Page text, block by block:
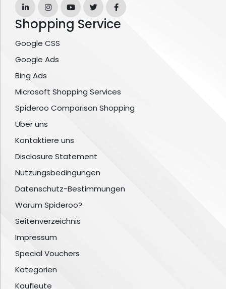
Shopping Service
Google CSS
Google Ads
Bing Ads
Microsoft Shopping Services
Spideroo Comparison Shopping
Über uns
Kontaktiere uns
Disclosure Statement
Nutzungsbedingungen
Datenschutz-Bestimmungen
Warum Spideroo?
Seitenverzeichnis
Impressum
Special Vouchers
Kategorien
Kaufleute